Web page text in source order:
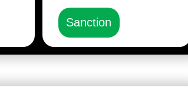
Sanction